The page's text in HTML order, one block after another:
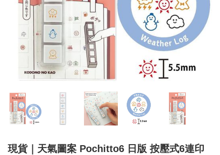
現貨｜天氣圖案 Pochitto6 日版 按壓式6連印